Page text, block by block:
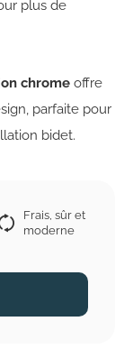
plus de
chrome offre
parfaite pour
bidet.
Frais, sûr et
moderne